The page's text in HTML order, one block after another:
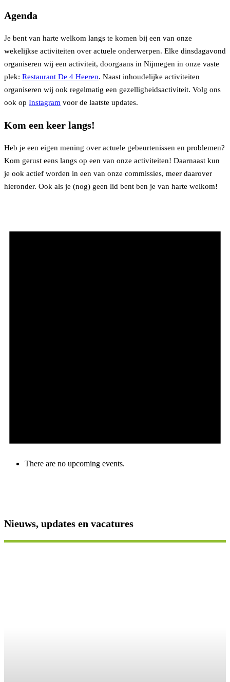
Agenda
Je bent van harte welkom langs te komen bij een van onze
wekelijkse activiteiten over actuele onderwerpen. Elke dinsdagavond
organiseren wij een activiteit, doorgaans in Nijmegen in onze vaste
plek: Restaurant De 4 Heeren. Naast inhoudelijke activiteiten
organiseren wij ook regelmatig een gezelligheidsactiviteit. Volg ons
ook op Instagram voor de laatste updates.
Kom een keer langs!
Heb je een eigen mening over actuele gebeurtenissen en problemen?
Kom gerust eens langs op een van onze activiteiten! Daarnaast kun
je ook actief worden in een van onze commissies, meer daarover
hieronder. Ook als je (nog) geen lid bent ben je van harte welkom!
There are no upcoming events.
Nieuws, updates en vacatures